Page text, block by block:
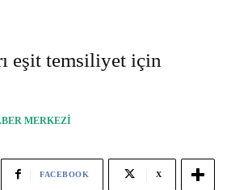
eşit temsiliyet için
MERKEZI
FACEBOOK X